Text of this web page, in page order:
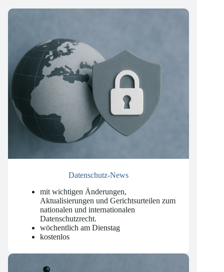
Unsere Newsletter
Datenschutz-News
mit wichtigen Änderungen,
Aktualisierungen und Gerichtsurteilen zum
nationalen und internationalen
Datenschutzrecht.
wöchentlich am Dienstag